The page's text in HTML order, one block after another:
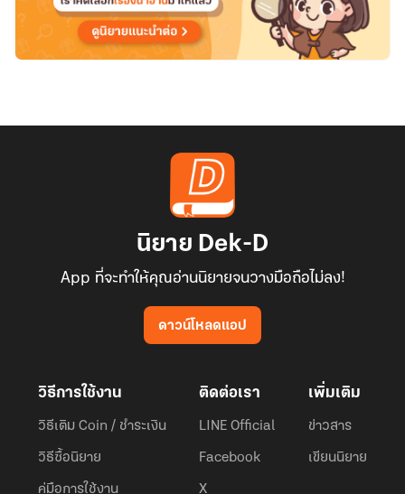
นิยาย Dek-D
App ที่จะทำให้คุณอ่านนิยายจนวางมือถือไม่ลง!
ดาวน์โหลดแอป
วิธีการใช้งาน
วิธีเติม Coin / ชำระเงิน
วิธีซื้อนิยาย
คู่มือการใช้งาน
ติดต่อเรา
LINE Official
Facebook
X
เพิ่มเติม
ข่าวสาร
เขียนนิยาย